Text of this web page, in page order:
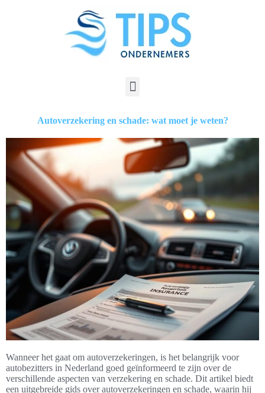
Autoverzekering en schade: wat moet je weten?
Wanneer het gaat om autoverzekeringen, is het belangrijk voor
autobezitters in Nederland goed geïnformeerd te zijn over de
verschillende aspecten van verzekering en schade. Dit artikel biedt
een uitgebreide gids over autoverzekeringen en schade, waarin hij